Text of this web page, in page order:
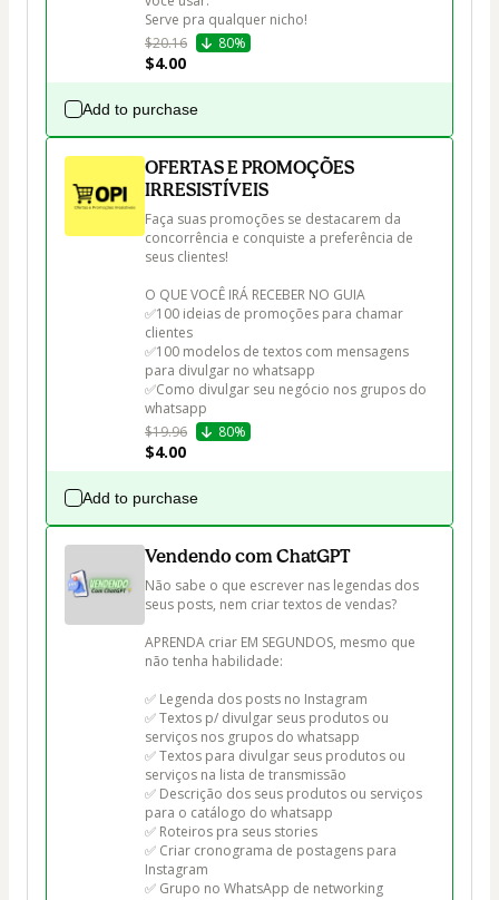
Serve pra qualquer nicho!
$20.16
80%
$4.00
Add to purchase
OFERTAS E PROMOÇÕES
IRRESISTÍVEIS
Faça suas promoções se destacarem da
concorrência e conquiste a preferência de
seus clientes!
O QUE VOCÊ IRÁ RECEBER NO GUIA
✅100 ideias de promoções para chamar
clientes
✅100 modelos de textos com mensagens
para divulgar no whatsapp
✅Como divulgar seu negócio nos grupos do
whatsapp
$19.96
80%
$4.00
Add to purchase
Vendendo com ChatGPT
Não sabe o que escrever nas legendas dos
seus posts, nem criar textos de vendas?
APRENDA criar EM SEGUNDOS, mesmo que
não tenha habilidade:
✅ Legenda dos posts no Instagram
✅ Textos p/ divulgar seus produtos ou
serviços nos grupos do whatsapp
✅ Textos para divulgar seus produtos ou
serviços na lista de transmissão
✅ Descrição dos seus produtos ou serviços
para o catálogo do whatsapp
✅ Roteiros pra seus stories
✅ Criar cronograma de postagens para
Instagram
✅ Grupo no WhatsApp de networking